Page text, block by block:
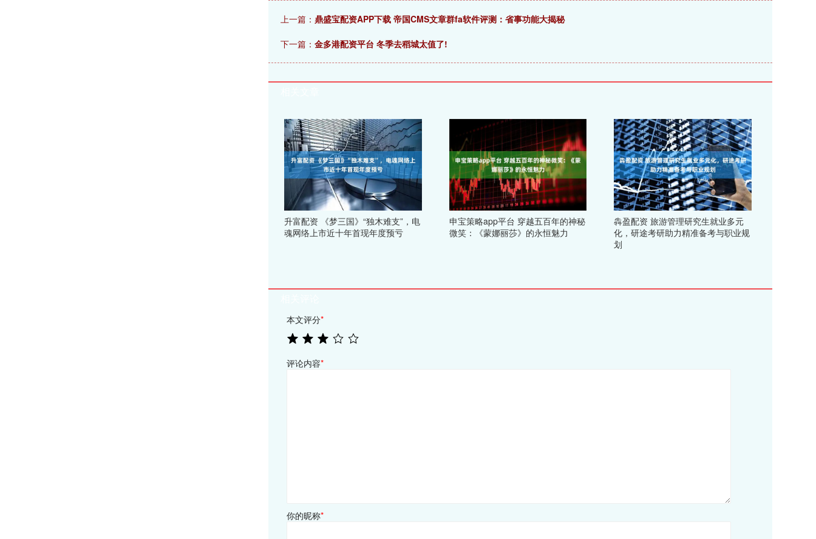
上一篇： 鼎盛宝配资APP下载 帝国CMS文章群fa软件评测：省事功能大揭秘
下一篇： 金多港配资平台 冬季去稻城太值了!
升富配资 《梦三国》“独木难支”，电
魂网络上市近十年首现年度预亏
申宝策略app平台 穿越五百年的神秘
微笑：《蒙娜丽莎》的永恒魅力
犇盈配资 旅游管理研究生就业多元
化，研途考研助力精准备考与职业规
划
本文评分*
评论内容*
你的昵称*